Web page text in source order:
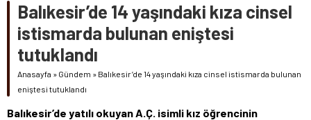
Romanya’da Hıdırellez Coşkusu
13.779,39
DOLAR
47,7111
55,1881
Balıkesir’de 14 yaşındaki kıza cinsel
istismarda bulunan eniştesi
tutuklandı
Anasayfa » Gündem » Balıkesir’de 14 yaşındaki kıza cinsel istismarda bulunan
eniştesi tutuklandı
Balıkesir’de yatılı okuyan A.Ç. isimli kız öğrencinin